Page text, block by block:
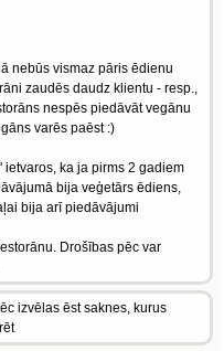
nebūs vismaz pāris ēdienu
zaudēs daudz klientu - resp.,
nespēs piedāvāt vegānu
varēs paēst :)
ietvaros, ka ja pirms 2 gadiem
bija veģetārs ēdiens,
bija arī piedāvājumi
Drošības pēc var
izvēlas ēst saknes, kurus